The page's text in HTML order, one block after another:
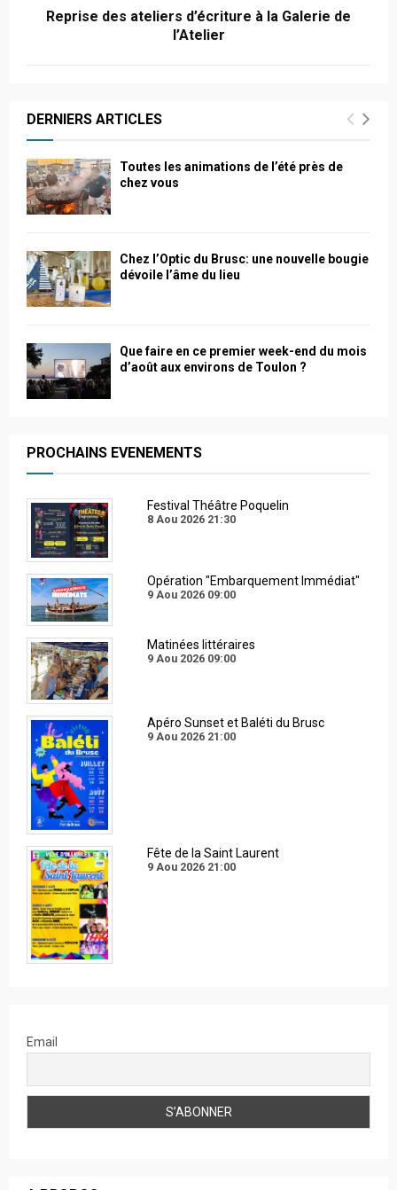
Reprise des ateliers d’écriture à la Galerie de
l’Atelier
DERNIERS ARTICLES
Toutes les animations de l’été près de
chez vous
Chez l’Optic du Brusc: une nouvelle bougie
dévoile l’âme du lieu
Que faire en ce premier week-end du mois
d’août aux environs de Toulon ?
PROCHAINS EVENEMENTS
Festival Théâtre Poquelin
8 Aou 2026 21:30
Opération "Embarquement Immédiat"
9 Aou 2026 09:00
Matinées littéraires
9 Aou 2026 09:00
Apéro Sunset et Baléti du Brusc
9 Aou 2026 21:00
Fête de la Saint Laurent
9 Aou 2026 21:00
Email